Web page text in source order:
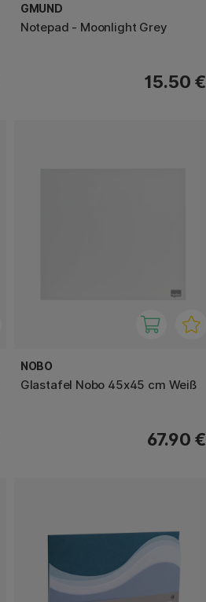
GMUND
Notepad - Moonlight Grey
15.50 €
NOBO
Glastafel Nobo 45x45 cm Weiß
67.90 €